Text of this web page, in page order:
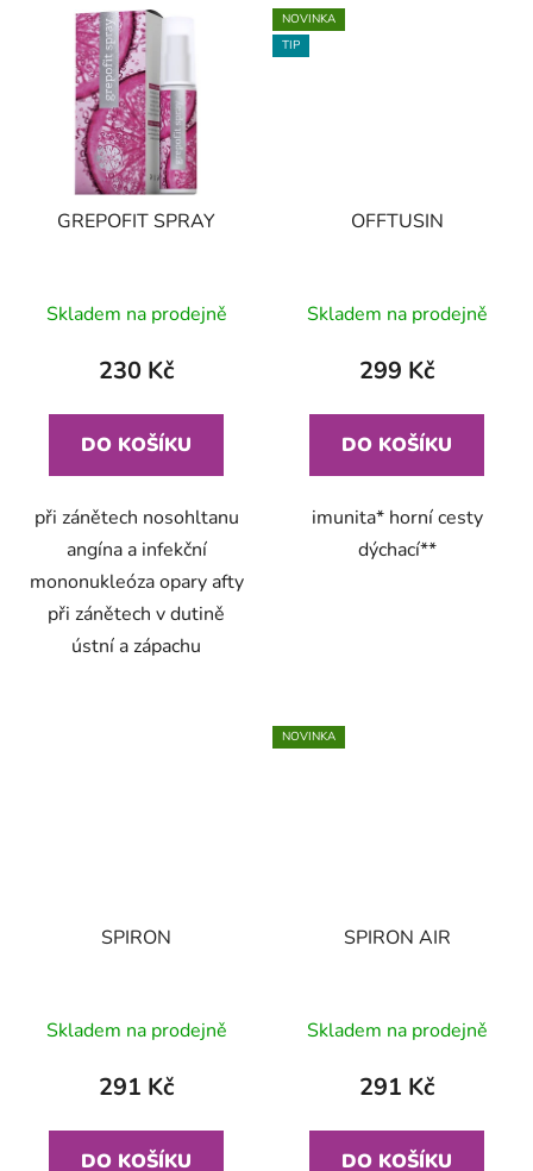
GREPOFIT SPRAY
Skladem na prodejně
230 Kč
DO KOŠÍKU
při zánětech nosohltanu
angína a infekční
mononukleóza opary afty
při zánětech v dutině
ústní a zápachu
NOVINKA
TIP
OFFTUSIN
Skladem na prodejně
299 Kč
DO KOŠÍKU
imunita* horní cesty
dýchací**
SPIRON
Skladem na prodejně
291 Kč
DO KOŠÍKU
NOVINKA
SPIRON AIR
Skladem na prodejně
291 Kč
DO KOŠÍKU